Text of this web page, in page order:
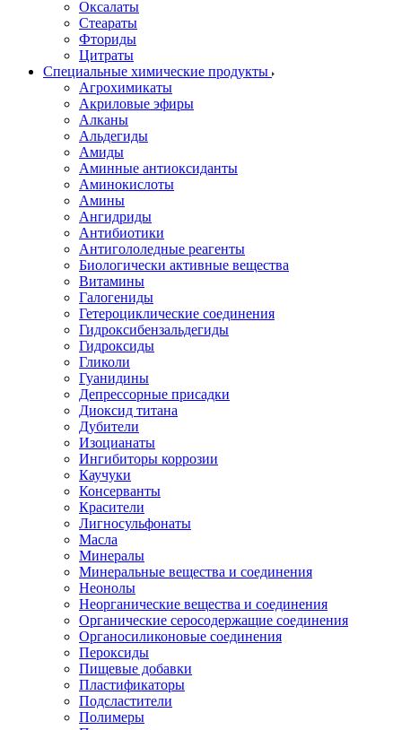
Оксалаты
Стеараты
Фториды
Цитраты
Специальные химические продукты
Агрохимикаты
Акриловые эфиры
Алканы
Альдегиды
Амиды
Аминные антиоксиданты
Аминокислоты
Амины
Ангидриды
Антибиотики
Антигололедные реагенты
Биологически активные вещества
Витамины
Галогениды
Гетероциклические соединения
Гидроксибензальдегиды
Гидроксиды
Гликоли
Гуанидины
Депрессорные присадки
Диоксид титана
Дубители
Изоцианаты
Ингибиторы коррозии
Каучуки
Консерванты
Красители
Лигносульфонаты
Масла
Минералы
Минеральные вещества и соединения
Неонолы
Неорганические вещества и соединения
Органические серосодержащие соединения
Органосиликоновые соединения
Пероксиды
Пищевые добавки
Пластификаторы
Подсластители
Полимеры